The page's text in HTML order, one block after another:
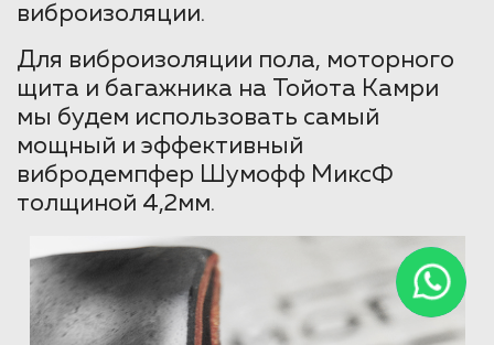
виброизоляции.
Для виброизоляции пола, моторного
щита и багажника на Тойота Камри
мы будем использовать самый
мощный и эффективный
вибродемпфер Шумофф МиксФ
толщиной 4,2мм.